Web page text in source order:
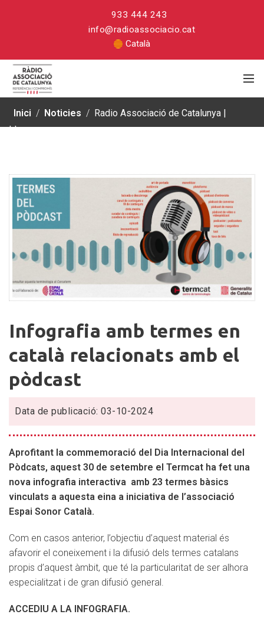
933 444 243
info@radioassociacio.cat
Català
Inici / Noticies / Radio Associació de Catalunya |
Llengua
Infografia
amb
termes
en
català
relacionats
amb
pòdcast
Infografia amb termes en
català relacionats amb el
pòdcast
Data de publicació: 03-10-2024
Aprofitant la commemoració del Dia Internacional del
Pòdcats, aquest 30 de setembre el Termcat ha fet una
nova infografia interactiva amb 23 termes bàsics
vinculats a aquesta eina a iniciativa de l’associació
Espai Sonor Català.
Com en casos anterior, l’objectiu d’aquest material és
afavorir el coneixement i la difusió dels termes catalans
propis d’aquest àmbit, que té la particularitat de ser alhora
especialitzat i de gran difusió general.
ACCEDIU A LA INFOGRAFIA.